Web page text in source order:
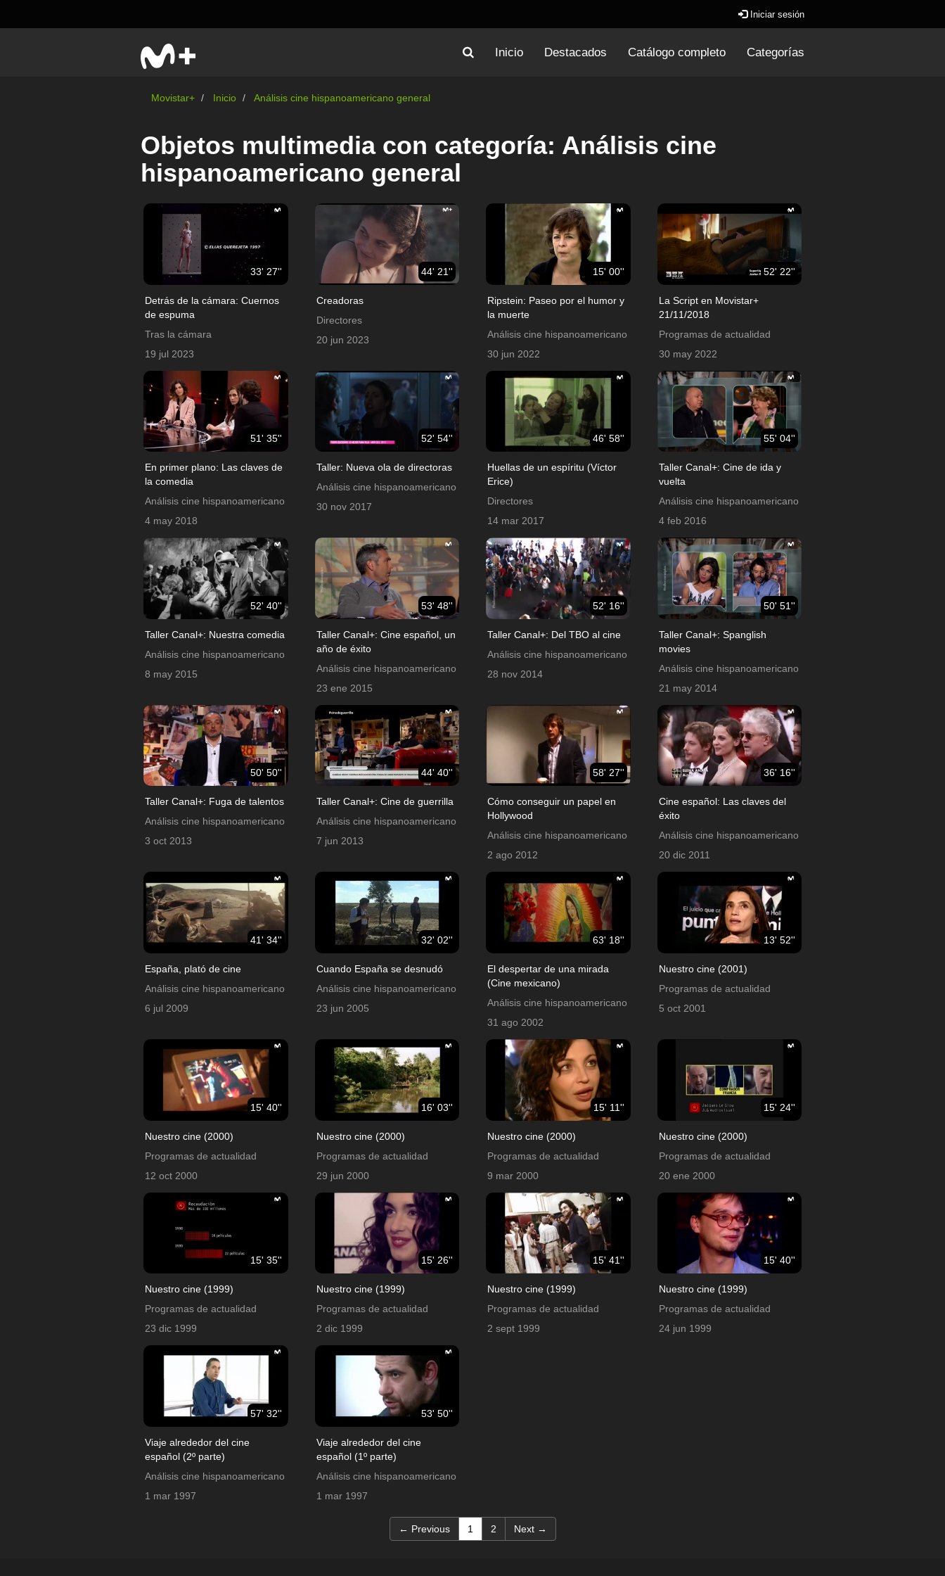
Iniciar sesión
Inicio Destacados Catálogo completo Categorías
Movistar+ Inicio Análisis cine hispanoamericano general
Objetos multimedia con categoría: Análisis cine
hispanoamericano general
33' 27''
Detrás de la cámara: Cuernos
de espuma
Tras la cámara
19 jul 2023
44' 21''
Creadoras
Directores
20 jun 2023
15' 00''
Ripstein: Paseo por el humor y
la muerte
Análisis cine hispanoamericano
30 jun 2022
52' 22''
La Script en Movistar+
21/11/2018
Programas de actualidad
30 may 2022
51' 35''
En primer plano: Las claves de
la comedia
Análisis cine hispanoamericano
4 may 2018
52' 54''
Taller: Nueva ola de directoras
Análisis cine hispanoamericano
30 nov 2017
46' 58''
Huellas de un espíritu (Víctor
Erice)
Directores
14 mar 2017
55' 04''
Taller Canal+: Cine de ida y
vuelta
Análisis cine hispanoamericano
4 feb 2016
52' 40''
Taller Canal+: Nuestra comedia
Análisis cine hispanoamericano
8 may 2015
53' 48''
Taller Canal+: Cine español, un
año de éxito
Análisis cine hispanoamericano
23 ene 2015
52' 16''
Taller Canal+: Del TBO al cine
Análisis cine hispanoamericano
28 nov 2014
50' 51''
Taller Canal+: Spanglish
movies
Análisis cine hispanoamericano
21 may 2014
50' 50''
Taller Canal+: Fuga de talentos
Análisis cine hispanoamericano
3 oct 2013
44' 40''
Taller Canal+: Cine de guerrilla
Análisis cine hispanoamericano
7 jun 2013
58' 27''
Cómo conseguir un papel en
Hollywood
Análisis cine hispanoamericano
2 ago 2012
36' 16''
Cine español: Las claves del
éxito
Análisis cine hispanoamericano
20 dic 2011
41' 34''
España, plató de cine
Análisis cine hispanoamericano
6 jul 2009
32' 02''
Cuando España se desnudó
Análisis cine hispanoamericano
23 jun 2005
63' 18''
El despertar de una mirada
(Cine mexicano)
Análisis cine hispanoamericano
31 ago 2002
13' 52''
Nuestro cine (2001)
Programas de actualidad
5 oct 2001
15' 40''
Nuestro cine (2000)
Programas de actualidad
12 oct 2000
16' 03''
Nuestro cine (2000)
Programas de actualidad
29 jun 2000
15' 11''
Nuestro cine (2000)
Programas de actualidad
9 mar 2000
15' 24''
Nuestro cine (2000)
Programas de actualidad
20 ene 2000
15' 35''
Nuestro cine (1999)
Programas de actualidad
23 dic 1999
15' 26''
Nuestro cine (1999)
Programas de actualidad
2 dic 1999
15' 41''
Nuestro cine (1999)
Programas de actualidad
2 sept 1999
15' 40''
Nuestro cine (1999)
Programas de actualidad
24 jun 1999
57' 32''
Viaje alrededor del cine
español (2º parte)
Análisis cine hispanoamericano
1 mar 1997
53' 50''
Viaje alrededor del cine
español (1º parte)
Análisis cine hispanoamericano
1 mar 1997
← Previous 1 (current)
2 Next →